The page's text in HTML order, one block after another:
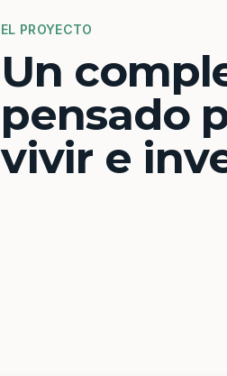
EL PROYECTO
Un
pensado
vivir e